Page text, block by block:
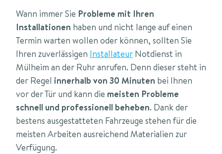
Wann immer Sie Probleme mit Ihren
Installationen haben und nicht lange auf einen
Termin warten wollen oder können, sollten Sie
Ihren zuverlässigen Installateur Notdienst in
Mülheim an der Ruhr anrufen. Denn dieser steht in
der Regel innerhalb von 30 Minuten bei Ihnen
vor der Tür und kann die meisten Probleme
schnell und professionell beheben. Dank der
bestens ausgestatteten Fahrzeuge stehen für die
meisten Arbeiten ausreichend Materialien zur
Verfügung.